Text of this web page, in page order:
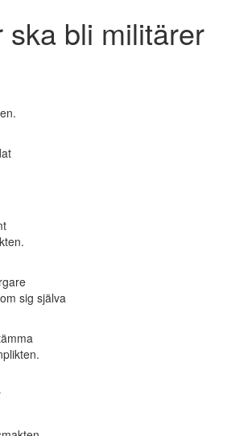
ska bli militärer
sig själva